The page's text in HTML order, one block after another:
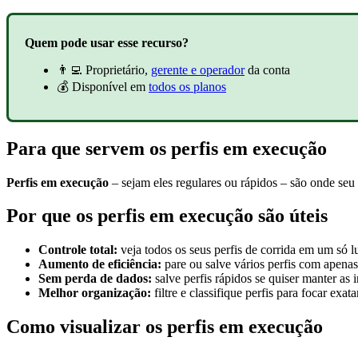
Quem pode usar esse recurso?
👨‍💻 Proprietário, gerente e operadorda conta
💰 Disponível em todos os planos
Para que servem os perfis em execução
Perfis em execução – sejam eles regulares ou rápidos – são onde
Por que os perfis em execução são úteis
Controle total: veja todos os seus perfis de corrida em um só
Aumento de eficiência: pare ou salve vários perfis com
Sem perda de dados: salve perfis rápidos se quiser manter as
Melhor organização: filtre e classifique perfis para focar
Como visualizar os perfis em execução